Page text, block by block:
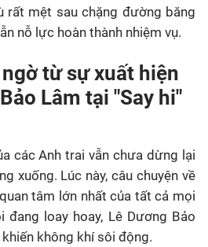
rất mệt sau chặng đường băng
nỗ lực hoàn thành nhiệm vụ.
từ sự xuất hiện
Lâm tại "Say hi"
các Anh trai vẫn chưa dừng lại
xuống. Lúc này, câu chuyện về
tâm lớn nhất của tất cả mọi
đang loay hoay, Lê Dương Bảo
không khí sôi động.